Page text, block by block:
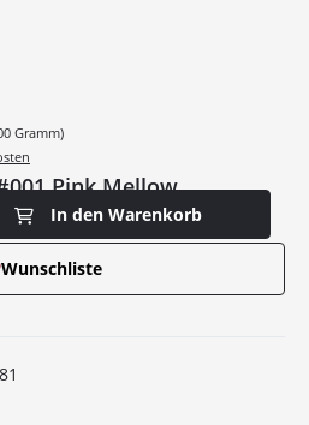
Pink Mellow
Gramm)
Gib den gewünschten
In den Warenkorb
Wunschliste